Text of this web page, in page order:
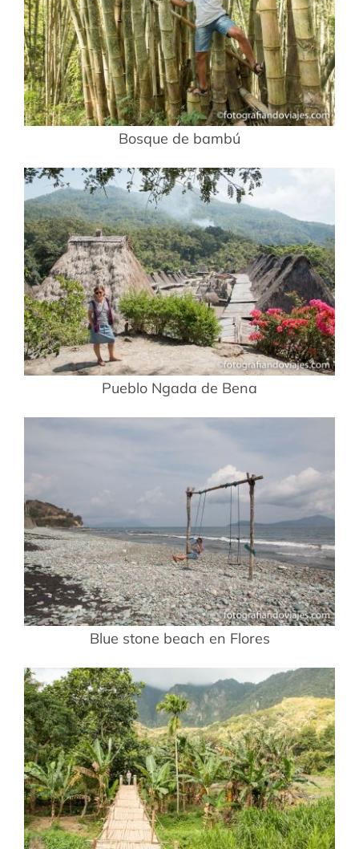
Bosque de bambú
Pueblo Ngada de Bena
Blue stone beach en Flores